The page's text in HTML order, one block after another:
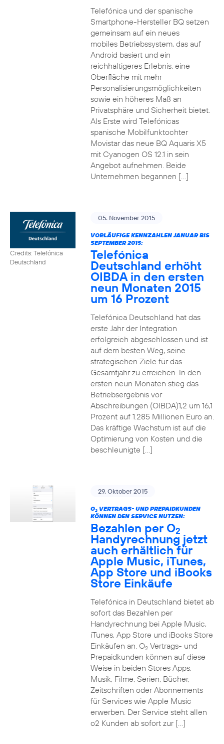
Telefónica und der spanische
Smartphone-Hersteller BQ setzen
gemeinsam auf ein neues
mobiles Betriebssystem, das auf
Android basiert und ein
reichhaltigeres Erlebnis, eine
Oberfläche mit mehr
Personalisierungsmöglichkeiten
sowie ein höheres Maß an
Privatsphäre und Sicherheit bietet.
Als Erste wird Telefónicas
spanische Mobilfunktochter
Movistar das neue BQ Aquaris X5
mit Cyanogen OS 12.1 in sein
Angebot aufnehmen. Beide
Unternehmen begannen […]
Credits: Telefónica
Deutschland
05. November 2015
VORLÄUFIGE KENNZAHLEN JANUAR BIS
SEPTEMBER 2015:
Telefónica
Deutschland erhöht
OIBDA in den ersten
neun Monaten 2015
um 16 Prozent
Telefónica Deutschland hat das
erste Jahr der Integration
erfolgreich abgeschlossen und ist
auf dem besten Weg, seine
strategischen Ziele für das
Gesamtjahr zu erreichen. In den
ersten neun Monaten stieg das
Betriebsergebnis vor
Abschreibungen (OIBDA)1,2 um 16,1
Prozent auf 1.285 Millionen Euro an.
Das kräftige Wachstum ist auf die
Optimierung von Kosten und die
beschleunigte […]
29. Oktober 2015
O2VERTRAGS- UND PREPAIDKUNDEN
KÖNNEN DEN SERVICE NUTZEN:
Bezahlen per O2
Handyrechnung jetzt
auch erhältlich für
Apple Music, iTunes,
App Store und iBooks
Store Einkäufe
Telefónica in Deutschland bietet ab
sofort das Bezahlen per
Handyrechnung bei Apple Music,
iTunes, App Store und iBooks Store
Einkäufen an. O2Vertrags- und
Prepaidkunden können auf diese
Weise in beiden Stores Apps,
Musik, Filme, Serien, Bücher,
Zeitschriften oder Abonnements
für Services wie Apple Music
erwerben. Der Service steht allen
o2 Kunden ab sofort zur […]